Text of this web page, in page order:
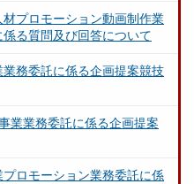
材プロモーション動画制作業
る質問及び回答について
務委託に係る企画提案競技
業業務委託に係る企画提案
ロモーション業務委託に係